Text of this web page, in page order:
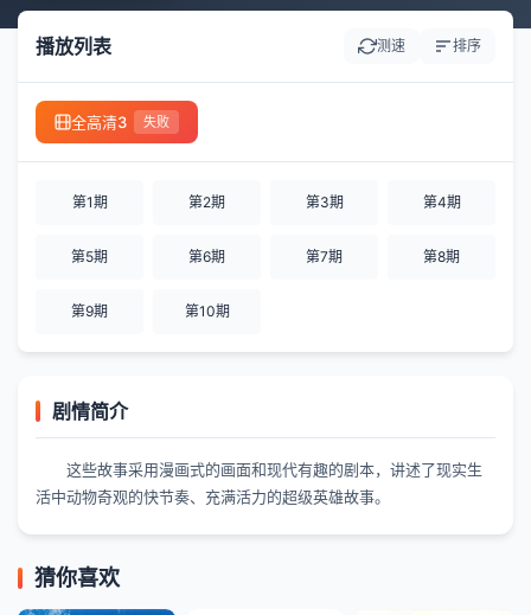
播放列表 测速 排序
全高清3 失败
第1期 第2期 第3期 第4期
第5期 第6期 第7期 第8期
第9期 第10期
剧情简介
这些故事采用漫画式的画面和现代有趣的剧本，讲述了现实生
活中动物奇观的快节奏、充满活力的超级英雄故事。
猜你喜欢